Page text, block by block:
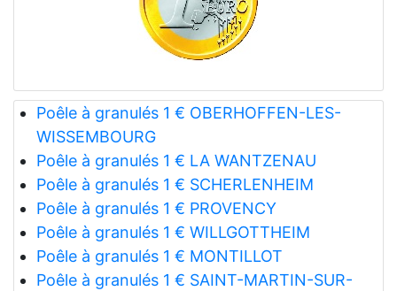
Poêle à granulés 1 € OBERHOFFEN-LES-
WISSEMBOURG
Poêle à granulés 1 € LA WANTZENAU
Poêle à granulés 1 € SCHERLENHEIM
Poêle à granulés 1 € PROVENCY
Poêle à granulés 1 € WILLGOTTHEIM
Poêle à granulés 1 € MONTILLOT
Poêle à granulés 1 € SAINT-MARTIN-SUR-